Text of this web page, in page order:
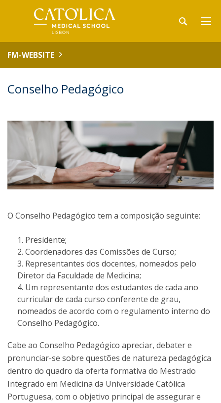
FM-WEBSITE
Conselho Pedagógico
O Conselho Pedagógico tem a composição seguinte:
Presidente;
Coordenadores das Comissões de Curso;
Representantes dos docentes, nomeados pelo
Diretor da Faculdade de Medicina;
Um representante dos estudantes de cada ano
curricular de cada curso conferente de grau,
nomeados de acordo com o regulamento interno do
Conselho Pedagógico.
Cabe ao Conselho Pedagógico apreciar, debater e
pronunciar-se sobre questões de natureza pedagógica
dentro do quadro da oferta formativa do Mestrado
Integrado em Medicina da Universidade Católica
Portuguesa, com o objetivo principal de assegurar e